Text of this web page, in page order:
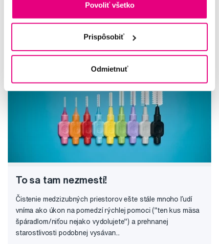
Povoliť všetko
Prispôsobiť
Odmietnuť
Adriana
To sa tam nezmestí!
Čistenie medzizubných priestorov ešte stále mnoho ľudí
vníma ako úkon na pomedzí rýchlej pomoci ("ten kus mäsa
špáradlom/niťou nejako vydolujete") a prehnanej
starostlivosti podobnej vysávan...